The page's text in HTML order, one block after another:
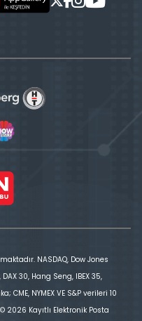
NASDAQ, Dow Jones
30, Hang Seng, IBEX 35,
CME, NYMEX VE S&P verileri 10
2026 Kayıtlı Elektronik Posta